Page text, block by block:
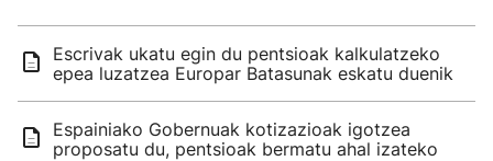
Escrivak ukatu egin du pentsioak kalkulatzeko
epea luzatzea Europar Batasunak eskatu duenik
Espainiako Gobernuak kotizazioak igotzea
proposatu du, pentsioak bermatu ahal izateko